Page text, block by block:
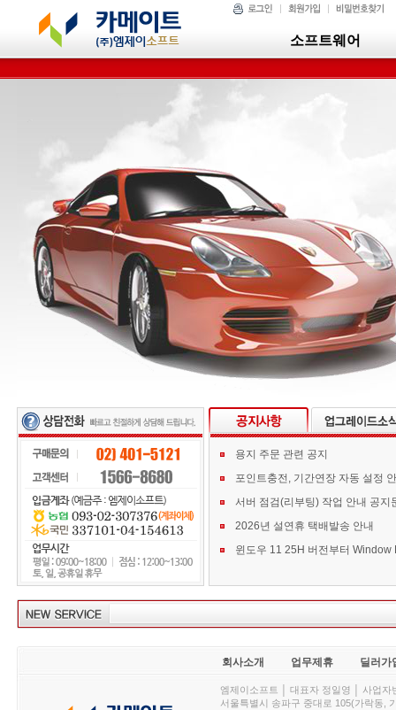
소프트웨어
용지 주문 관련 공지
포인트충전, 기간연장 자동 설정
서버 점검(리부팅) 작업 안내 공지
2026년 설연휴 택배발송 안내
회사소개 업무제휴 딜러가
엠제이소프트 │ 대표자 정일영 │ 사업
서울특별시 송파구 중대로 105(가락동,